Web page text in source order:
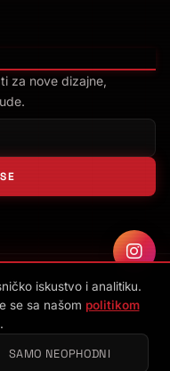
za nove dizajne,
Pravo na odustajanje
iskustvo i analitiku.
se sa našom politikom
.
SAMO NEOPHODNI